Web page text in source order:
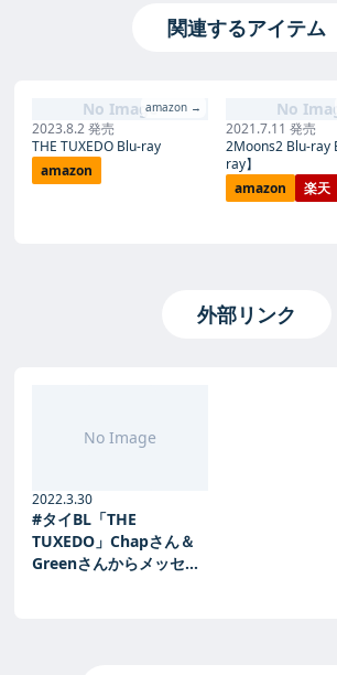
関連するアイテム
No Imageamazon →
2023.8.2 発売
THE TUXEDO Blu-ray
amazon
No
2021.7.11 発売
2Moons2 Blu-ray
ray】
amazon
楽天
外部リンク
No Image
2022.3.30
#タイBL「THE
TUXEDO」Chapさん＆
Greenさんからメッセー